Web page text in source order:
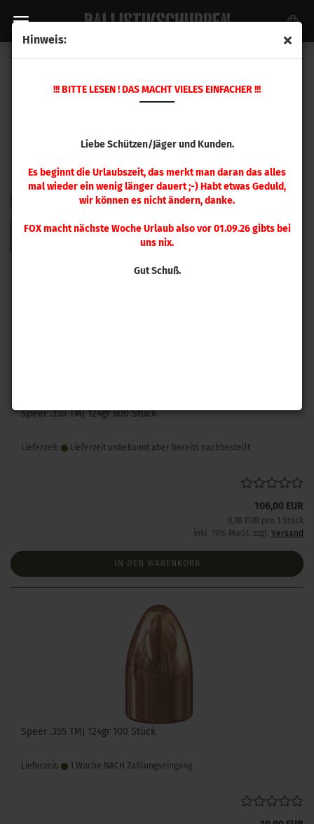
Hinweis:
!!! BITTE LESEN ! DAS MACHT VIELES EINFACHER !!!
Liebe Schützen/Jäger und Kunden.
Es beginnt die Urlaubszeit, das merkt man daran das alles
mal wieder ein wenig länger dauert ;-) Habt etwas Geduld,
wir können es nicht ändern, danke.
FOX macht nächste Woche Urlaub also vor 01.09.26 gibts bei
uns nix.
Gut Schuß.
FILTERSortieren nach
Sortieren nach 48 pro Seite
pro Seite
Speer .355 TMJ 124gr 600 Stück
Lieferzeit: Lieferzeit unbekannt aber bereits nachbestellt
106,00 EUR
0,18 EUR pro 1 Stück
inkl. 19% MwSt. zzgl. Versand
IN DEN WARENKORB
Speer .355 TMJ 124gr 100 Stück
Lieferzeit: 1 Woche NACH Zahlungseingang